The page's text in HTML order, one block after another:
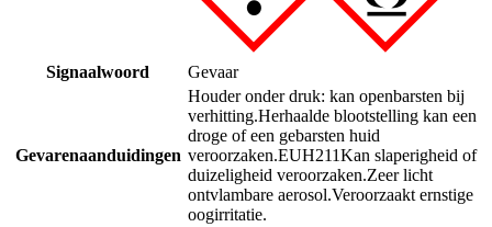
Signaalwoord Gevaar
Gevarenaanduidingen
Houder onder druk: kan openbarsten bij
verhitting.Herhaalde blootstelling kan een
droge of een gebarsten huid
veroorzaken.EUH211Kan slaperigheid of
duizeligheid veroorzaken.Zeer licht
ontvlambare aerosol.Veroorzaakt ernstige
oogirritatie.